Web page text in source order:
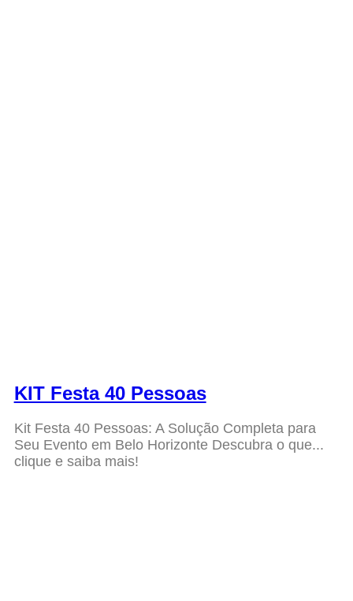
KIT Festa 40 Pessoas
Kit Festa 40 Pessoas: A Solução Completa para
Seu Evento em Belo Horizonte Descubra o que...
clique e saiba mais!